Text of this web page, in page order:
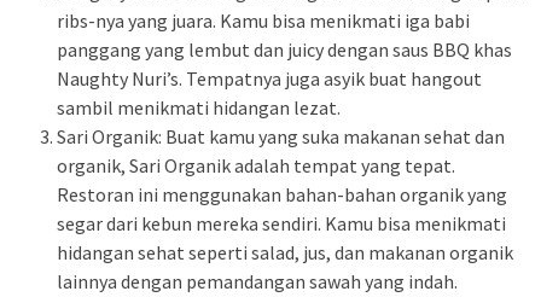
ribs-nya yang juara. Kamu bisa menikmati iga babi
panggang yang lembut dan juicy dengan saus BBQ khas
Naughty Nuri’s. Tempatnya juga asyik buat hangout
sambil menikmati hidangan lezat.
Sari Organik: Buat kamu yang suka makanan sehat dan
organik, Sari Organik adalah tempat yang tepat.
Restoran ini menggunakan bahan-bahan organik yang
segar dari kebun mereka sendiri. Kamu bisa menikmati
hidangan sehat seperti salad, jus, dan makanan organik
lainnya dengan pemandangan sawah yang indah.